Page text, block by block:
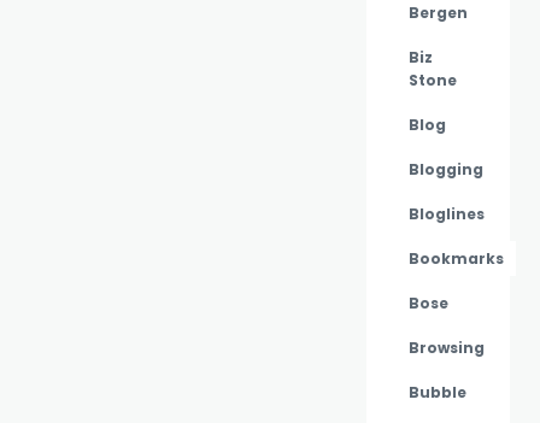
Bergen
Biz
Stone
Blog
Blogging
Bloglines
Bookmarks
Bose
Browsing
Bubble